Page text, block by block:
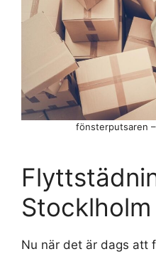
Stocklholm
Nu när det är dags att
fönsterputsaren